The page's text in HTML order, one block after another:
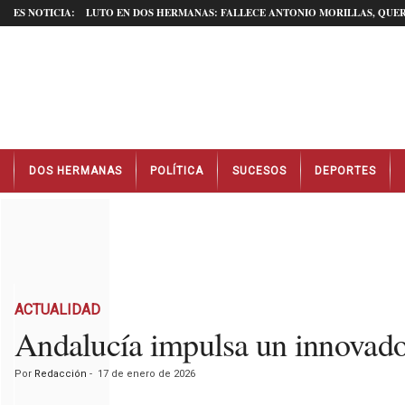
ES NOTICIA: LUTO EN DOS HERMANAS: FALLECE ANTONIO MORILLAS,
t
DOS HERMANAS POLÍTICA SUCESOS DEPORTES
ACTUALIDAD
Andalucía impulsa un
Por Redacción - 17 de enero de 2026